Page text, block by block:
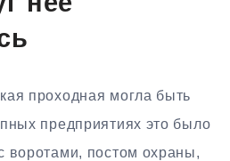
проходная могла быть
предприятиях это было
воротами, постом охраны,